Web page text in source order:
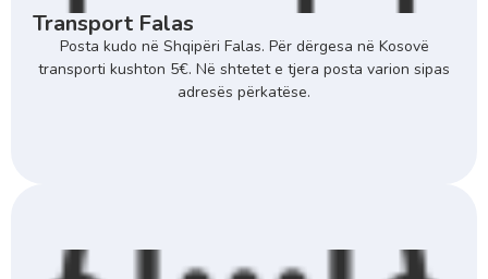
Transport Falas
Posta kudo në Shqipëri Falas. Për dërgesa në Kosovë
transporti kushton 5€. Në shtetet e tjera posta varion sipas
adresës përkatëse.